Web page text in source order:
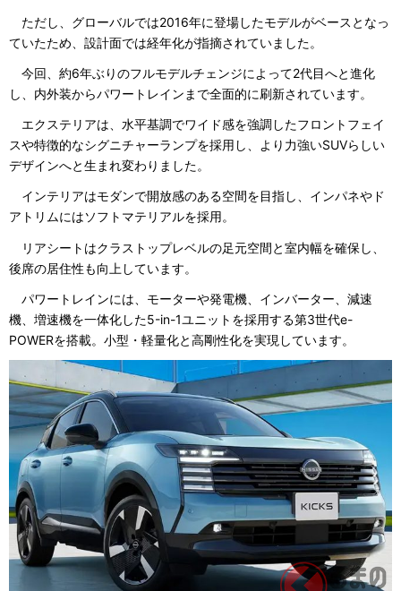
ただし、グローバルでは2016年に登場したモデルがベースとなっ
ていたため、設計面では経年化が指摘されていました。
今回、約6年ぶりのフルモデルチェンジによって2代目へと進化
し、内外装からパワートレインまで全面的に刷新されています。
エクステリアは、水平基調でワイド感を強調したフロントフェイ
スや特徴的なシグニチャーランプを採用し、より力強いSUVらしい
デザインへと生まれ変わりました。
インテリアはモダンで開放感のある空間を目指し、インパネやド
アトリムにはソフトマテリアルを採用。
リアシートはクラストップレベルの足元空間と室内幅を確保し、
後席の居住性も向上しています。
パワートレインには、モーターや発電機、インバーター、減速
機、増速機を一体化した5-in-1ユニットを採用する第3世代e-
POWERを搭載。小型・軽量化と高剛性化を実現しています。